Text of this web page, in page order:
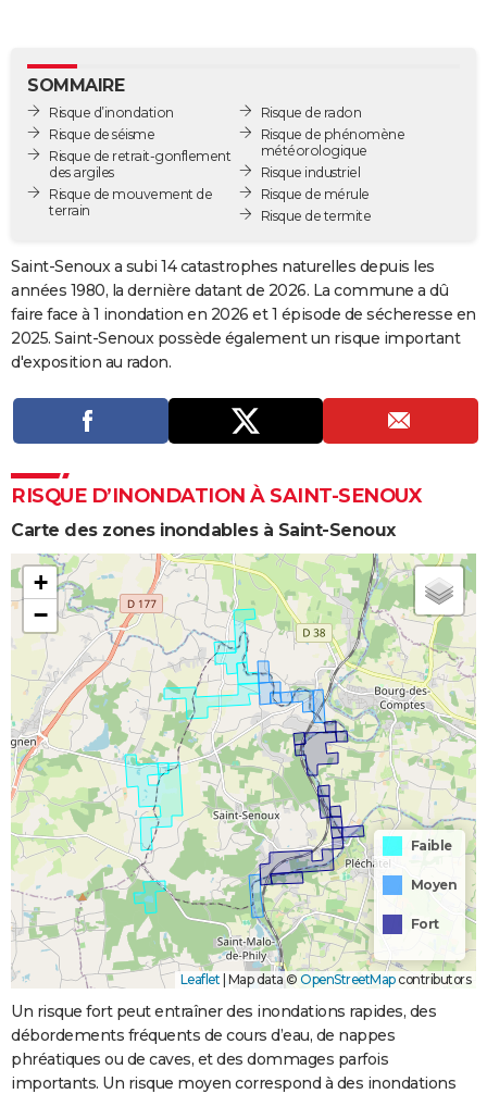
GUIDES D'ACHAT
BONS PLANS
CARTE DE VOEUX
Carte de Noël
Carte Bonne année
Carte Saint-Valentin
Carte Pâques
Carte d'anniversaire
DICTIONNAIRE
COPAINS D'AVANT
S'inscrire
Se connecter
Lycées
Collèges
Primaires
Universités
Entreprises
Service militaire
Avis de recherche
AVIS DE DÉCÈS
SOMMAIRE
Risque d’inondation
Risque de séisme
Risque de retrait-gonflement
des argiles
Risque de mouvement de
terrain
Risque de radon
Risque de phénomène
météorologique
Risque industriel
Risque de mérule
Risque de termite
Saint-Senoux a subi 14 catastrophes naturelles depuis les
années 1980, la dernière datant de 2026. La commune a dû
faire face à 1 inondation en 2026 et 1 épisode de sécheresse en
2025. Saint-Senoux possède également un risque important
d'exposition au radon.
RISQUE D’INONDATION À SAINT-SENOUX
Carte des zones inondables à Saint-Senoux
+
−
Faible
Moyen
Fort
Leaflet | Map data © OpenStreetMapcontributors
Un risque fort peut entraîner des inondations rapides, des
débordements fréquents de cours d’eau, de nappes
phréatiques ou de caves, et des dommages parfois
importants. Un risque moyen correspond à des inondations